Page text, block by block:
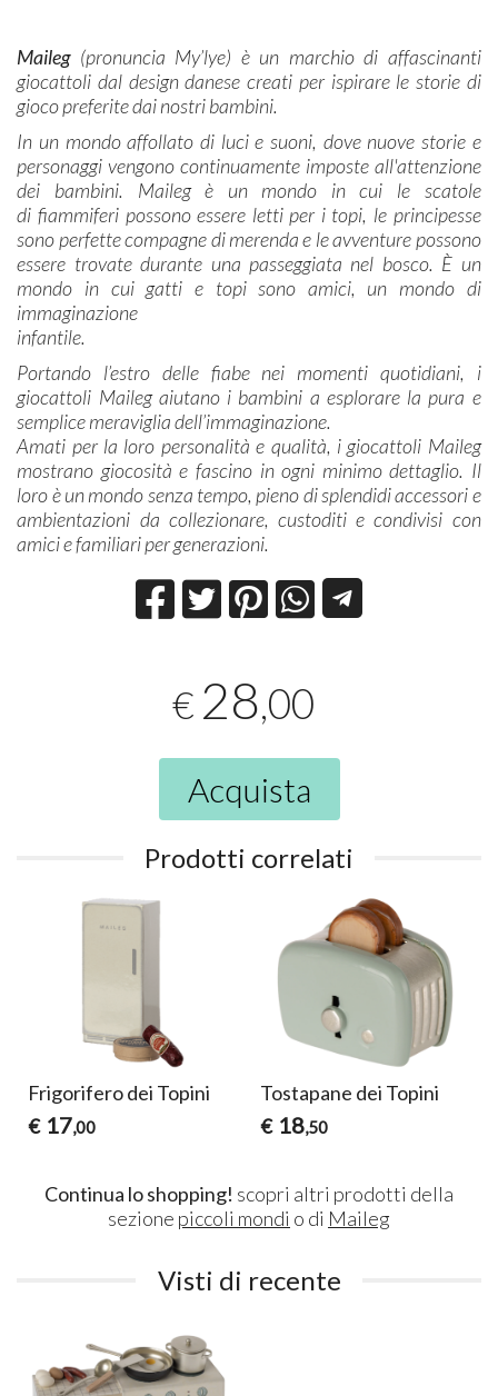
Maileg(pronuncia My’lye) è un marchio di affascinanti
giocattoli dal design danese creati per ispirare le storie di
gioco preferite dai nostri bambini.
In un mondo affollato di luci e suoni, dove nuove storie e
personaggi vengono continuamente imposte all'attenzione
dei bambini. Maileg è un mondo in cui le scatole
di fiammiferi possono essere letti per i topi, le principesse
sono perfette compagne di merenda e le avventure possono
essere trovate durante una passeggiata nel bosco. È un
mondo in cui gatti e topi sono amici, un mondo di
immaginazione
infantile.
Portando l’estro delle fiabe nei momenti quotidiani, i
giocattoli Maileg aiutano i bambini a esplorare la pura e
semplice meraviglia dell’immaginazione.
Amati per la loro personalità e qualità, i giocattoli Maileg
mostrano giocosità e fascino in ogni minimo dettaglio. Il
loro è un mondo senza tempo, pieno di splendidi accessori e
ambientazioni da collezionare, custoditi e condivisi con
amici e familiari per generazioni.
€ 28,00
Acquista
Prodotti correlati
Frigorifero dei Topini
€ 17,00
Tostapane dei Topini
€ 18,50
Continua lo shopping! scopri altri prodotti della
sezione piccoli mondi o di Maileg
Visti di recente